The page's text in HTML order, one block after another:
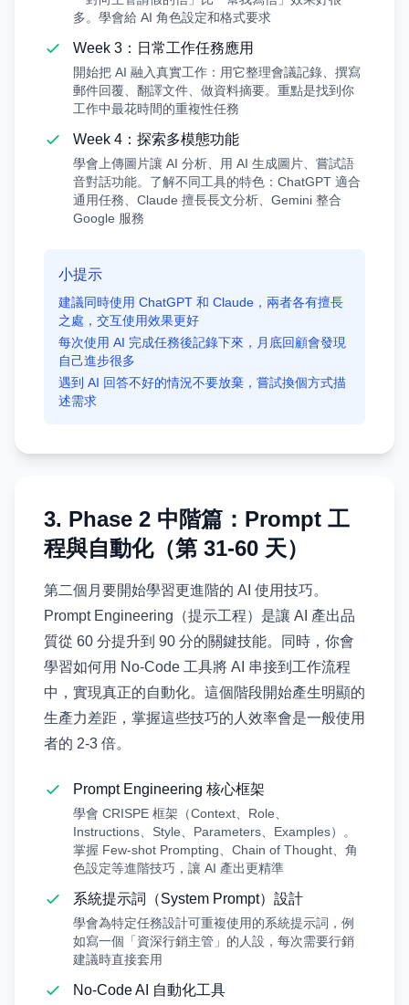
多。學會給 AI 角色設定和格式要求
Week 3：日常工作任務應用
開始把 AI 融入真實工作：用它整理會議記錄、撰寫
郵件回覆、翻譯文件、做資料摘要。重點是找到你
工作中最花時間的重複性任務
Week 4：探索多模態功能
學會上傳圖片讓 AI 分析、用 AI 生成圖片、嘗試語
音對話功能。了解不同工具的特色：ChatGPT 適合
通用任務、Claude 擅長長文分析、Gemini 整合
Google 服務
小提示
建議同時使用 ChatGPT 和 Claude，兩者各有擅長
之處，交互使用效果更好
每次使用 AI 完成任務後記錄下來，月底回顧會發現
自己進步很多
遇到 AI 回答不好的情況不要放棄，嘗試換個方式描
述需求
3. Phase 2 中階篇：Prompt 工
程與自動化（第 31-60 天）
第二個月要開始學習更進階的 AI 使用技巧。
Prompt Engineering（提示工程）是讓 AI 產出品
質從 60 分提升到 90 分的關鍵技能。同時，你會
學習如何用 No-Code 工具將 AI 串接到工作流程
中，實現真正的自動化。這個階段開始產生明顯的
生產力差距，掌握這些技巧的人效率會是一般使用
者的 2-3 倍。
Prompt Engineering 核心框架
學會 CRISPE 框架（Context、Role、
Instructions、Style、Parameters、Examples）。
掌握 Few-shot Prompting、Chain of Thought、角
色設定等進階技巧，讓 AI 產出更精準
系統提示詞（System Prompt）設計
學會為特定任務設計可重複使用的系統提示詞，例
如寫一個「資深行銷主管」的人設，每次需要行銷
建議時直接套用
No-Code AI 自動化工具